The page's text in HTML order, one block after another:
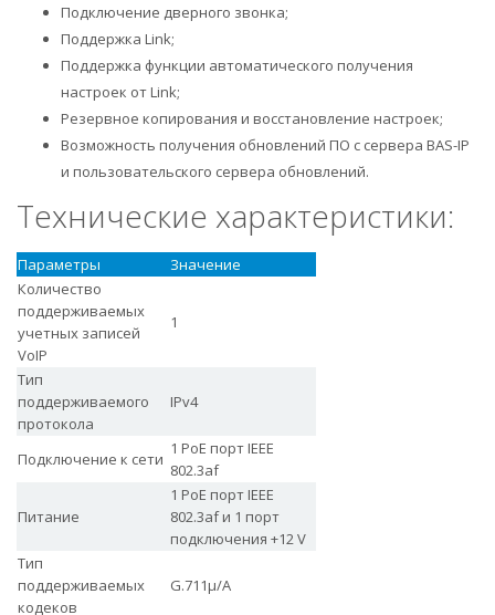
Подключение дверного звонка;
Поддержка Link;
Поддержка функции автоматического получения
настроек от Link;
Резервное копирования и восстановление настроек;
Возможность получения обновлений ПО с сервера BAS-IP
и пользовательского сервера обновлений.
Технические характеристики:
Параметры
Значение
Количество
поддерживаемых
учетных записей
VoIP
1
Тип
поддерживаемого
протокола
IPv4
Подключение к сети
1 PoE порт IEEE
802.3af
Питание
1 PoE порт IEEE
802.3af и 1 порт
подключения +12 V
Тип
поддерживаемых
кодеков
G.711μ/A